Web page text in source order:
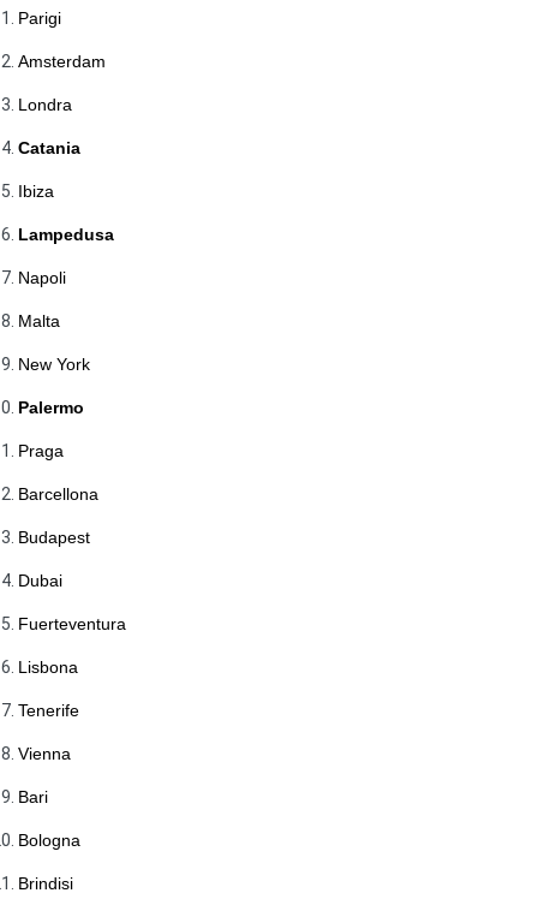
Parigi
Amsterdam
Londra
Catania
Ibiza
Lampedusa
Napoli
Malta
New York
Palermo
Praga
Barcellona
Budapest
Dubai
Fuerteventura
Lisbona
Tenerife
Vienna
Bari
Bologna
Brindisi